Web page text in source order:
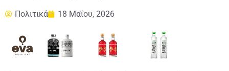
Πολιτικά 18 Μαΐου, 2026